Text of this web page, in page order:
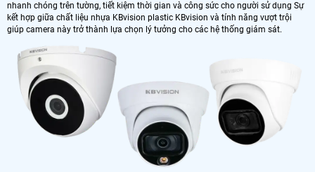
nhanh chóng trên tường, tiết kiệm thời gian và công sức cho người sử dụng Sự
kết hợp giữa chất liệu nhựa KBvision plastic KBvision và tính năng vượt trội
giúp camera này trở thành lựa chọn lý tưởng cho các hệ thống giám sát.